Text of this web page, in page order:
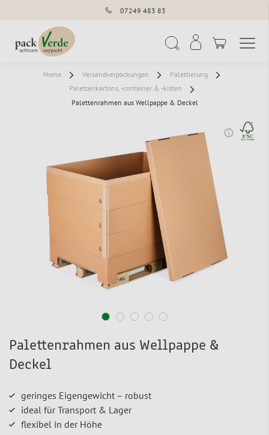
07249 483 83
Home Versandverpackungen
Palettierung
Palettenkartons, -container & -kisten
Palettenrahmen aus Wellpappe & Deckel
Palettenrahmen aus Wellpappe &
Deckel
geringes Eigengewicht – robust
ideal für Transport & Lager
flexibel in der Höhe